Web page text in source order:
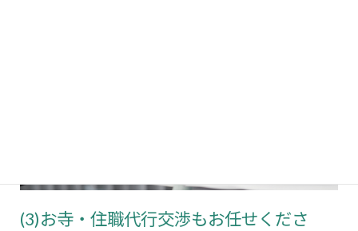
(3)お寺・住職代行交渉もお任せくださ